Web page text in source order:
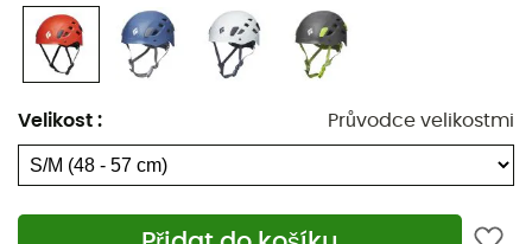
Velikost : Průvodce velikostmi